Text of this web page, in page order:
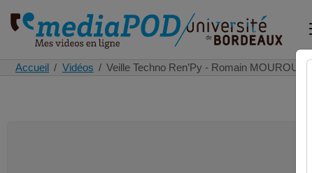
Accueil Vidéos Veille Techno Ren’Py - Romain MOUROUVIN